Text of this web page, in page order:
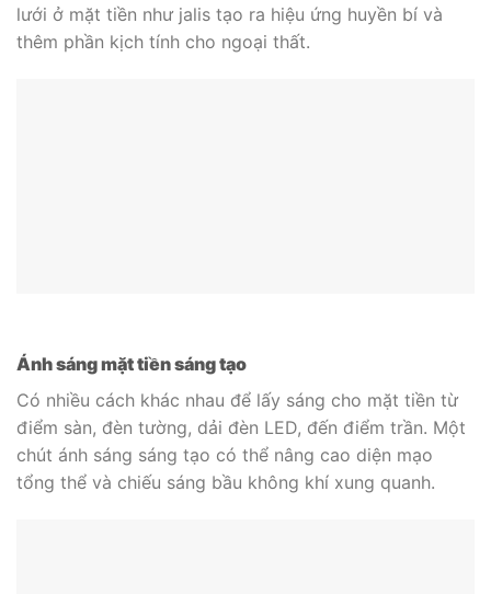
lưới ở mặt tiền như jalis tạo ra hiệu ứng huyền bí và
thêm phần kịch tính cho ngoại thất.
Ánh sáng mặt tiền sáng tạo
Có nhiều cách khác nhau để lấy sáng cho mặt tiền từ
điểm sàn, đèn tường, dải đèn LED, đến điểm trần. Một
chút ánh sáng sáng tạo có thể nâng cao diện mạo
tổng thể và chiếu sáng bầu không khí xung quanh.